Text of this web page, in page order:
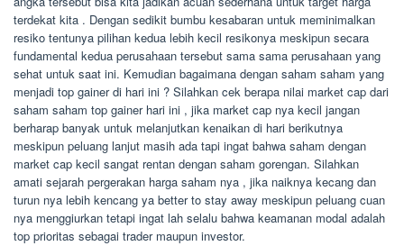
terdekat kita . Dengan sedikit bumbu kesabaran untuk meminimalkan
resiko tentunya pilihan kedua lebih kecil resikonya meskipun secara
fundamental kedua perusahaan tersebut sama sama perusahaan yang
sehat untuk saat ini. Kemudian bagaimana dengan saham saham yang
menjadi top gainer di hari ini ? Silahkan cek berapa nilai market cap dari
saham saham top gainer hari ini , jika market cap nya kecil jangan
berharap banyak untuk melanjutkan kenaikan di hari berikutnya
meskipun peluang lanjut masih ada tapi ingat bahwa saham dengan
market cap kecil sangat rentan dengan saham gorengan. Silahkan
amati sejarah pergerakan harga saham nya , jika naiknya kecang dan
turun nya lebih kencang ya better to stay away meskipun peluang cuan
nya menggiurkan tetapi ingat lah selalu bahwa keamanan modal adalah
top prioritas sebagai trader maupun investor.